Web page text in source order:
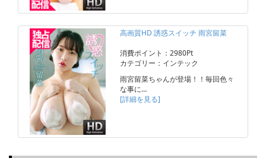
高画質HD 誘惑スイッチ 雨宮留菜
消費ポイント：2980Pt
カテゴリー：インテック
雨宮留菜ちゃんが登場！！毎回色々
な事に…
[詳細を見る]